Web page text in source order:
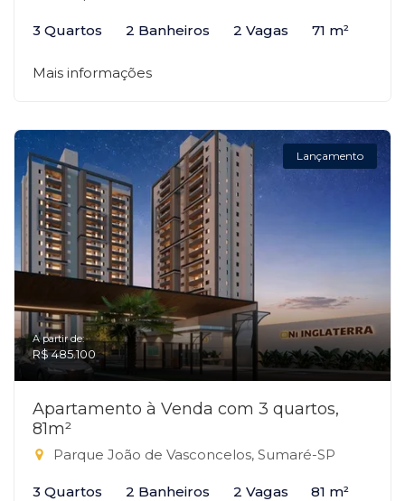
3 Quartos 2 Banheiros 2 Vagas 71 m²
Mais informações
Lançamento
A partir de:
R$ 485.100
Apartamento à Venda com 3 quartos,
81m²
Parque João de Vasconcelos, Sumaré-SP
3 Quartos 2 Banheiros 2 Vagas 81 m²